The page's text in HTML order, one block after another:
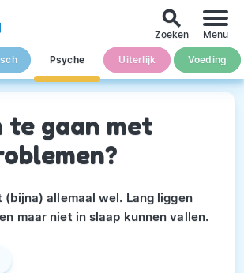
Psyche Uiterlijk Voeding
search
Zoeken Menu
te gaan met
(bijna) allemaal wel. Lang liggen
maar niet in slaap kunnen vallen.